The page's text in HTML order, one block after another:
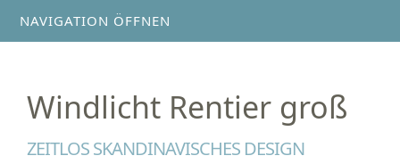
NAVIGATION ÖFFNEN
Windlicht Rentier groß
ZEITLOS SKANDINAVISCHES DESIGN